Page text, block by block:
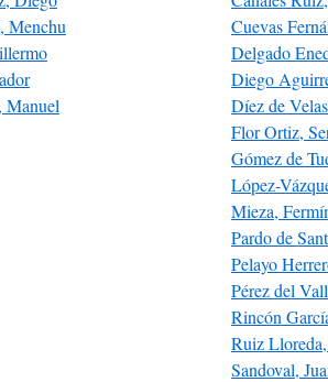
Menchu
Manuel
Cuevas
Delgado
Diego
Díez de
Flor Ortiz,
Gómez de
López-
Mieza,
Pardo de
Pelayo
Pérez del
Rincón
Ruiz
Sandoval,